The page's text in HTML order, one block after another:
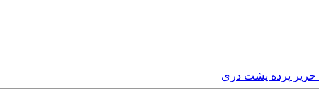
حریر پرده پشت دری